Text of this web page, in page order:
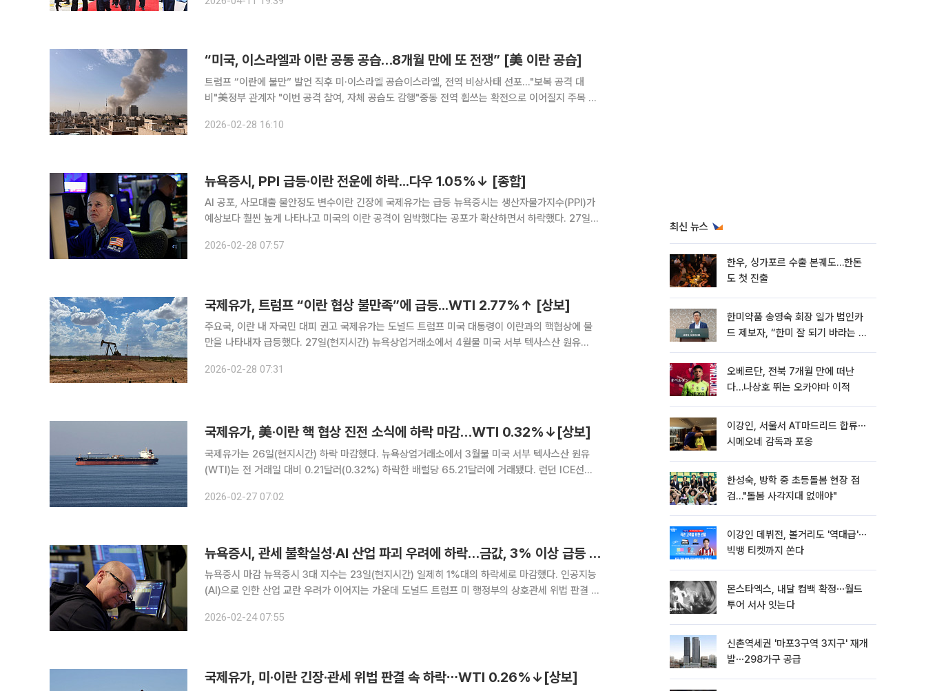
“미국, 이스라엘과 이란 공동 공습…8개월 만에 또 전쟁” [美 이란 공습]
트럼프 “이란에 불만” 발언 직후 미·이스라엘 공습이스라엘, 전역 비상사태 선포…"보복 공격 대
비"美정부 관계자 "이번 공격 참여, 자체 공습도 감행"중동 전역 휩쓰는 확전으로 이어질지 주목 미
2026-02-28 16:10
뉴욕증시, PPI 급등·이란 전운에 하락...다우 1.05%↓ [종합]
AI 공포, 사모대출 불안정도 변수이란 긴장에 국제유가는 급등 뉴욕증시는 생산자물가지수(PPI)가
예상보다 훨씬 높게 나타나고 미국의 이란 공격이 임박했다는 공포가 확산하면서 하락했다. 27일
8977.92에 마감했다. S&P500지수는 29.98포인트(0.4
2026-02-28 07:57
국제유가, 트럼프 “이란 협상 불만족”에 급등...WTI 2.77%↑ [상보]
주요국, 이란 내 자국민 대피 권고 국제유가는 도널드 트럼프 미국 대통령이 이란과의 핵협상에 불
만을 나타내자 급등했다. 27일(현지시간) 뉴욕상업거래소에서 4월물 미국 서부 텍사스산 원유
래소에서 4월물 브렌트유는 1.73달러(2.45%) 오른 배
2026-02-28 07:31
국제유가, 美·이란 핵 협상 진전 소식에 하락 마감…WTI 0.32%↓[상보]
국제유가는 26일(현지시간) 하락 마감했다. 뉴욕상업거래소에서 3월물 미국 서부 텍사스산 원유
(WTI)는 전 거래일 대비 0.21달러(0.32%) 하락한 배럴당 65.21달러에 거래됐다. 런던 ICE선물
가는 미국과 이란이 스위스 제네바에서 진행한
2026-02-27 07:02
뉴욕증시, 관세 불확실성·AI 산업 파괴 우려에 하락…금값, 3% 이상 급등 [글로벌마켓 모닝 브리핑]
뉴욕증시 마감 뉴욕증시 3대 지수는 23일(현지시간) 일제히 1%대의 하락세로 마감했다. 인공지능
(AI)으로 인한 산업 교란 우려가 이어지는 가운데 도널드 트럼프 미 행정부의 상호관세 위법 판결 영
내린 4만8804.06에 마무리했다. S&P500
2026-02-24 07:55
국제유가, 미·이란 긴장·관세 위법 판결 속 하락⋯WTI 0.26%↓[상보]
최신 뉴스
한우, 싱가포르 수출 본궤도…한돈
도 첫 진출
한미약품 송영숙 회장 일가 법인카
드 제보자, “한미 잘 되기 바라는 마
오베르단, 전북 7개월 만에 떠난
다…나상호 뛰는 오카야마 이적
이강인, 서울서 AT마드리드 합류⋯
시메오네 감독과 포옹
한성숙, 방학 중 초등돌봄 현장 점
검…"돌봄 사각지대 없애야"
이강인 데뷔전, 볼거리도 '역대급'⋯
빅뱅 티켓까지 쏜다
몬스타엑스, 내달 컴백 확정⋯월드
투어 서사 잇는다
신촌역세권 '마포3구역 3지구' 재개
발⋯298가구 공급